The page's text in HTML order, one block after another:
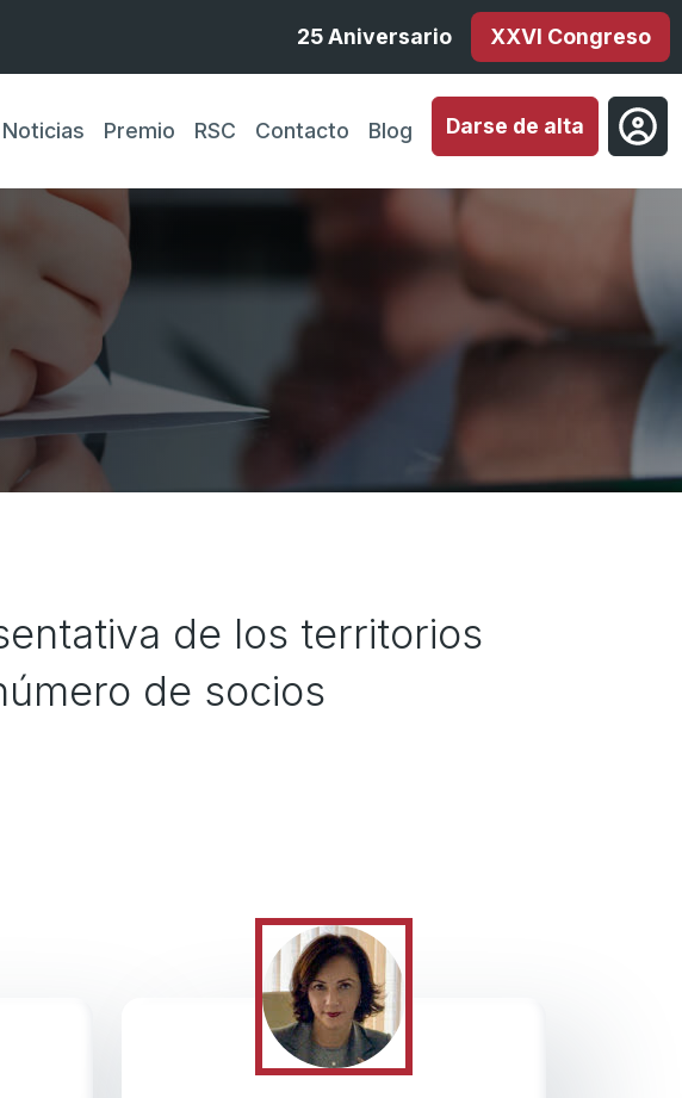
25 Aniversario
XXVI Congreso
Noticias Premio RSC Contacto Blog Darse de alta
de los territorios
de socios